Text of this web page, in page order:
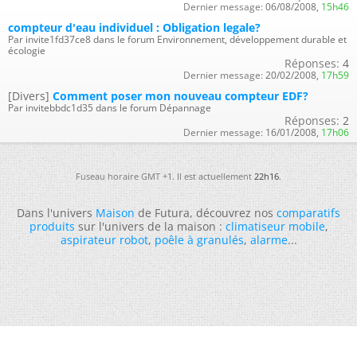
Dernier message: 06/08/2008, 15h46
compteur d'eau individuel : Obligation legale?
Par invite1fd37ce8 dans le forum Environnement, développement durable et
écologie
Réponses: 4
Dernier message: 20/02/2008, 17h59
[Divers] Comment poser mon nouveau compteur EDF?
Par invitebbdc1d35 dans le forum Dépannage
Réponses: 2
Dernier message: 16/01/2008, 17h06
Fuseau horaire GMT +1. Il est actuellement22h16.
Dans l'universMaisonde Futura, découvrez noscomparatifs
produitssur l'univers de la maison :climatiseur mobile,
aspirateur robot,poêle à granulés,alarme...